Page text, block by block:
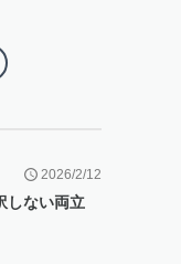
2026/2/12
しない両立